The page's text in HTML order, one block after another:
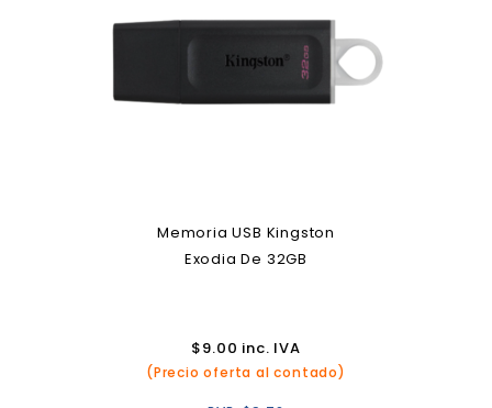
Memoria USB Kingston
Exodia De 32GB
$9.00 inc. IVA
(Precio oferta al contado)